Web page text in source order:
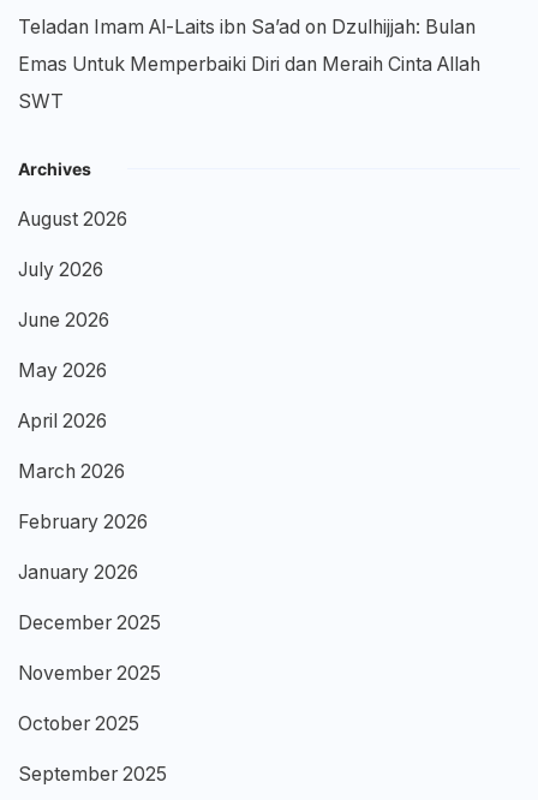
Teladan Imam Al-Laits ibn Sa’ad on Dzulhijjah: Bulan
Emas Untuk Memperbaiki Diri dan Meraih Cinta Allah
SWT
Archives
August 2026
July 2026
June 2026
May 2026
April 2026
March 2026
February 2026
January 2026
December 2025
November 2025
October 2025
September 2025